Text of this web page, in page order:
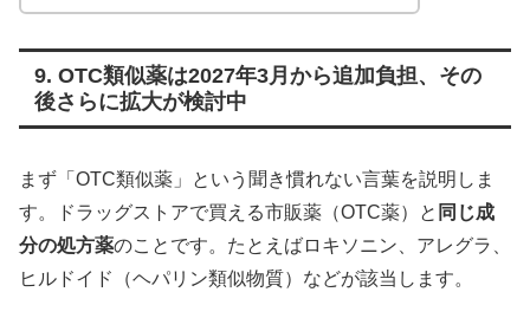
9. OTC類似薬は2027年3月から追加負担、その
後さらに拡大が検討中
まず「OTC類似薬」という聞き慣れない言葉を説明しま
す。ドラッグストアで買える市販薬（OTC薬）と 同じ成
分の処方薬のことです。たとえばロキソニン、アレグラ、
ヒルドイド（ヘパリン類似物質）などが該当します。